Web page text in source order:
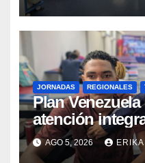
JORNADAS REGIONALES
​Plan
atención
evaluación de
Aragua
AGO 5, 2026